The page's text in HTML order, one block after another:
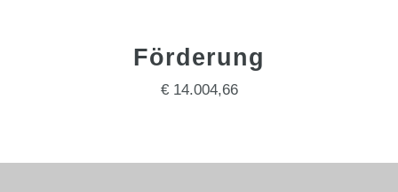
Förderung
€ 14.004,66